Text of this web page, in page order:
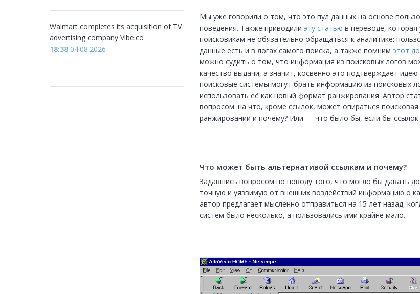
Walmart completes its acquisition of TV
advertising company Vibe.co
18:38 04.08.2026
Мы уже говорили о том, что это пул данных на основе
поведения. Также приводили эту статью в переводе,
поисковикам не обязательно обращаться к аналитике:
данные есть и в логах самого поиска, а также помним этот
можно судить о том, что информация из поисковых логов
качество выдачи, а значит, косвенно это подтверждает
поисковые системы могут брать информацию из поисковых
использовать её как новый формат ранжирования. Автор
вопросом: на что, кроме ссылок, может опираться поисковая
ранжировании и почему? Или — что было бы, если бы ссылок
Что может быть альтернативой ссылкам и почему?
Задавшись вопросом по поводу того, что могло бы давать
точную и уязвимую от внешних воздействий информацию о
автор предлагает мысленно отправиться на 15 лет назад,
систем было несколько, а пользовались ими крайне мало.